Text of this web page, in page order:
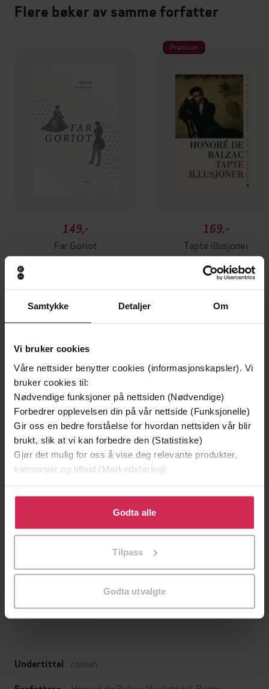
Samtykke Detaljer Om
Vi bruker cookies
Våre nettsider benytter cookies (informasjonskapsler). Vi
bruker cookies til:
Nødvendige funksjoner på nettsiden (Nødvendige)
Forbedrer opplevelsen din på vår nettside (Funksjonelle)
Gir oss en bedre forståelse for hvordan nettsiden vår blir
brukt, slik at vi kan forbedre den (Statistiske)
Gjør det mulig for oss å vise deg relevante produkter,
kampanjer og tilbud (Markedsføring)
Klikk på «Godta alle» for å gi oss ditt samtykke til å
bruke cookies for alle disse formålene. Du kan også
tilpasse ditt samtykke til spesifikke formål ved å klikke
Godta alle
Tilpass
Godta utvalgte
Flere bøker av samme forfatter
149,-
Far Goriot
Honoré de Balzac
Premium
169,-
Tapte illusjoner
Honoré de Balzac
EBOK
Premium
Jenta som ble igjen
Tante Ulrikkes vei
Undertittel roman